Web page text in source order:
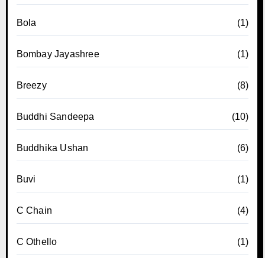
Bola (1)
Bombay Jayashree (1)
Breezy (8)
Buddhi Sandeepa (10)
Buddhika Ushan (6)
Buvi (1)
C Chain (4)
C Othello (1)